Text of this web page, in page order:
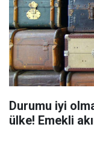
Durumu iyi
ülke! Emekli